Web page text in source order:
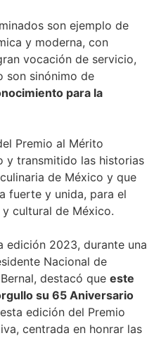
son ejemplo de
y moderna, con
vocación de servicio,
son sinónimo de
para la
Premio al Mérito
y transmitido las historias
de México y que
fuerte y unida, para el
cultural de México.
edición 2023, durante una
Nacional de
destacó que este
su 65 Aniversario
edición del Premio
centrada en honrar las